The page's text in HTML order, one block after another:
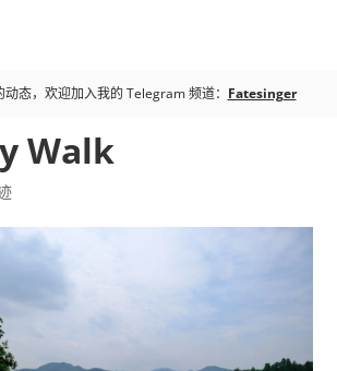
态，欢迎加入我的 Telegram 频道： Fatesinger
Walk